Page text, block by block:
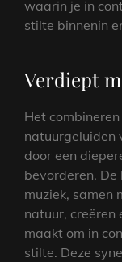
waarin je in
stilte binnenin
Verdiept
Het
natuurgeluiden
door een
bevorderen. De
muziek, samen
natuur, creëren
maakt om in
stilte. Deze